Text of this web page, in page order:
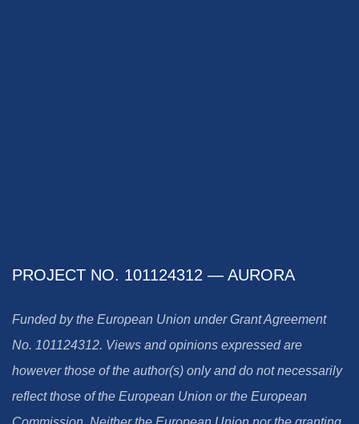
PROJECT NO. 101124312 — AURORA
Funded by the European Union under Grant Agreement
No. 101124312. Views and opinions expressed are
however those of the author(s) only and do not necessarily
reflect those of the European Union or the European